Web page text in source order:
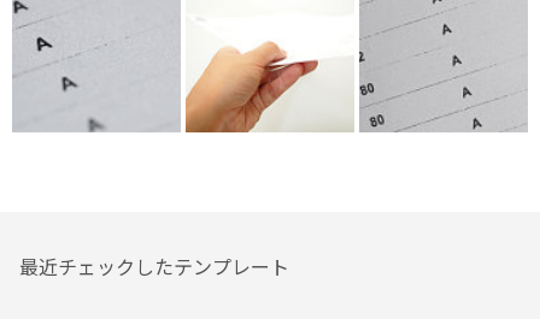
最近チェックしたテンプレート